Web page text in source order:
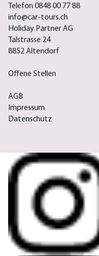
Telefon 0848 00 77 88
info@car-tours.ch
Holiday Partner AG
Talstrasse 24
8852 Altendorf
Offene Stellen
AGB
Impressum
Datenschutz